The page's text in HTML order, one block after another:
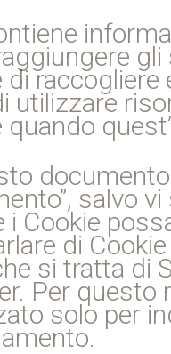
utilizzare
quando
salvo
i Cookie
di
si tratta di
Per questo
solo per